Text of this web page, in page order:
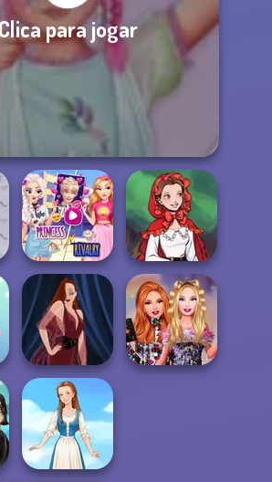
para jogar
Elsa And
Rapunzel
Princess Riv...
Little Red Riding
Hood
Pin-up Jessica